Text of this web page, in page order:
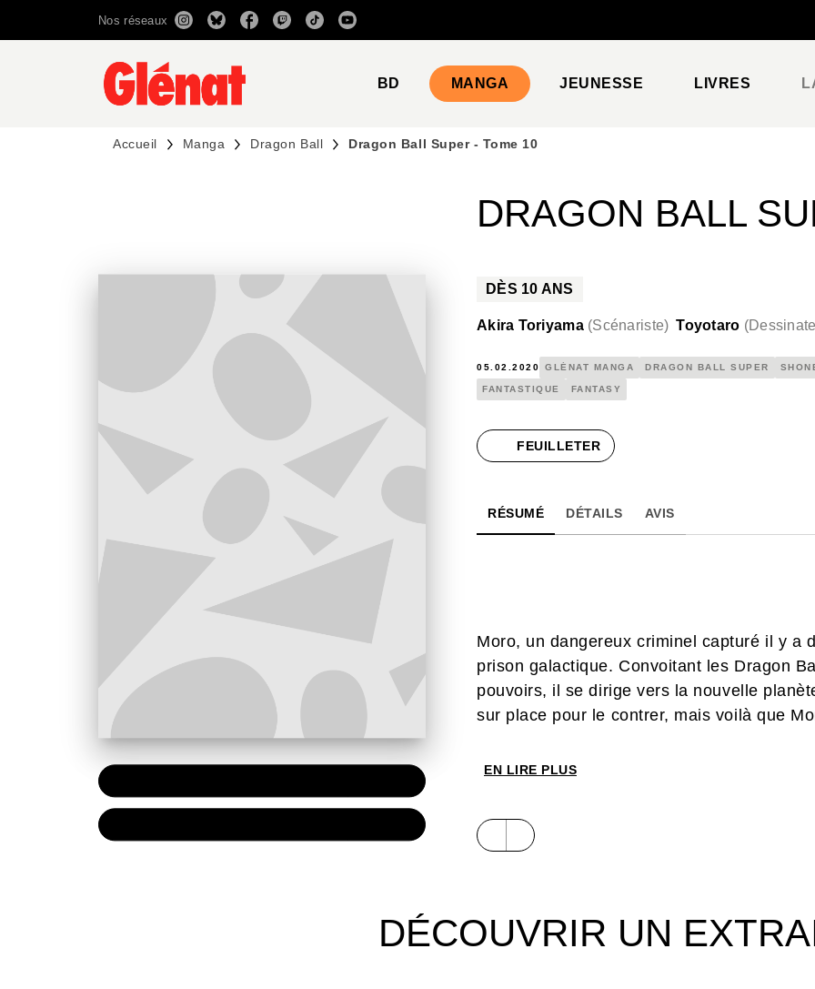
RECHERCHE CONTENU
Nos réseaux
BD MANGA JEUNESSE LIVRES
Accueil Manga Dragon Ball Dragon Ball Super - Tome 10
DRAGON BALL
DÈS 10 ANS
Akira Toriyama (Scénariste) Toyotaro (
05.02.2020 GLÉNAT MANGA DRAGON BALL SUPER
FANTASTIQUE FANTASY
FEUILLETER
RÉSUMÉ DÉTAILS AVIS
Moro, un dangereux criminel capturé il y a
prison galactique. Convoitant les Dragon
pouvoirs, il se dirige vers la nouvelle
sur place pour le contrer, mais voilà que
EN LIRE PLUS
DÉCOUVRIR UN